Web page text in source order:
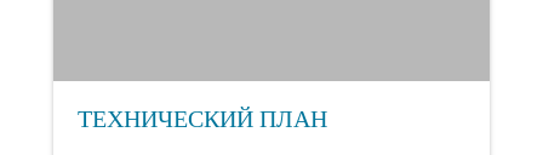
ТЕХНИЧЕСКИЙ ПЛАН